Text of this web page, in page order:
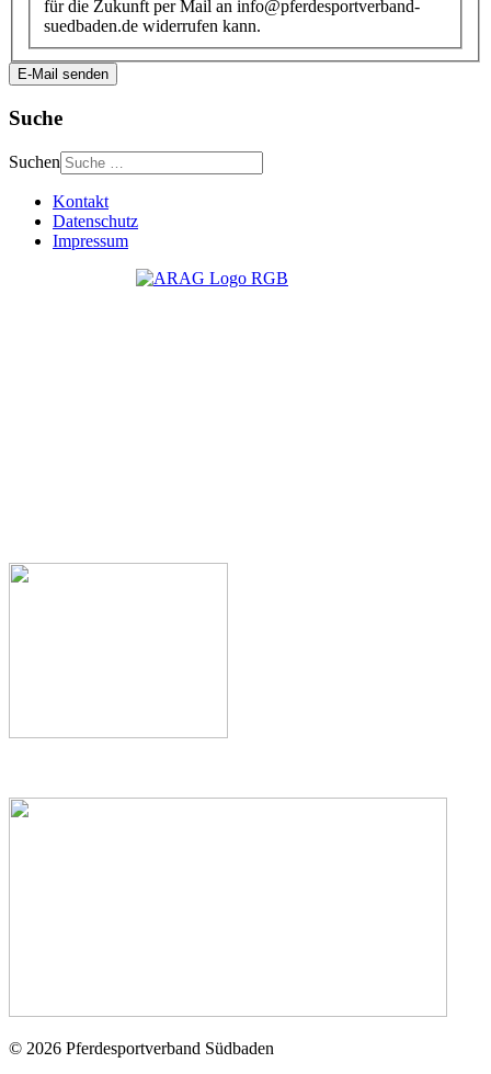
für die Zukunft per Mail an info@pferdesportverband-
suedbaden.de widerrufen kann.
E-Mail senden
Suche
Suchen
Kontakt
Datenschutz
Impressum
© 2026 Pferdesportverband Südbaden